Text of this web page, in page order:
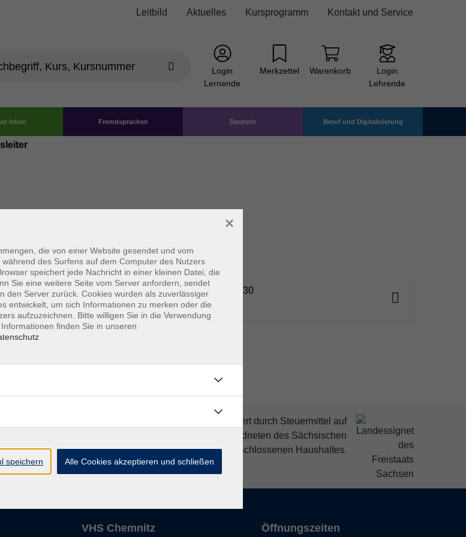
Leitbild Aktuelles Kursprogramm Kontakt und Service
Login
Lernende
Merkzettel Warenkorb
Login
Lehrende
leben Fremdsprachen Deutsch Beruf und Digitalisierung
Fr. 03.07.2026 08:30
Chemnitz
Die Volkshochschule wird mitfinanziert durch Steuermittel auf
der Grundlage des von den Abgeordneten des Sächsischen
Landtags beschlossenen Haushaltes.
Widerruf
VHS Chemnitz Öffnungszeiten
die von einer Website gesendet und vom
des Surfens auf dem Computer des Nutzers
speichert jede Nachricht in einer kleinen Datei, die
Sie eine weitere Seite vom Server anfordern, sendet
den Server zurück. Cookies wurden als zuverlässiger
entwickelt, um sich Informationen zu merken oder die
aufzuzeichnen. Bitte willigen Sie in die Verwendung
finden Sie in unseren
×
speichern Alle Cookies akzeptieren und schließen